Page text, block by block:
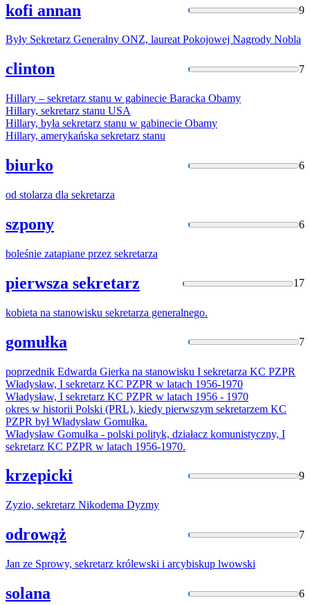
kofi annan 9
Były Sekretarz Generalny ONZ, laureat Pokojowej Nagrody Nobla
clinton 7
Hillary – sekretarz stanu w gabinecie Baracka Obamy
Hillary, sekretarz stanu USA
Hillary, była sekretarz stanu w gabinecie Obamy
Hillary, amerykańska sekretarz stanu
biurko 6
od stolarza dla sekretarza
szpony 6
boleśnie zatapiane przez sekretarza
pierwsza sekretarz 17
kobieta na stanowisku sekretarza generalnego.
gomułka 7
poprzednik Edwarda Gierka na stanowisku I sekretarza KC PZPR
Władysław, I sekretarz KC PZPR w latach 1956-1970
Władysław, I sekretarz KC PZPR w latach 1956 - 1970
okres w historii Polski (PRL), kiedy pierwszym sekretarzem KC
PZPR był Władysław Gomułka.
Władysław Gomułka - polski polityk, działacz komunistyczny, I
sekretarz KC PZPR w latach 1956-1970.
krzepicki 9
Zyzio, sekretarz Nikodema Dyzmy
odrowąż 7
Jan ze Sprowy, sekretarz królewski i arcybiskup lwowski
solana 6